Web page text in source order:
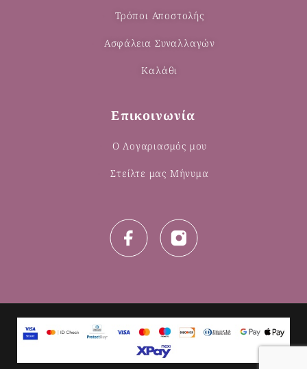
Τρόποι Αποστολής
Ασφάλεια Συναλλαγών
Καλάθι
Επικοινωνία
Ο Λογαριασμός μου
Στείλτε μας Μήνυμα